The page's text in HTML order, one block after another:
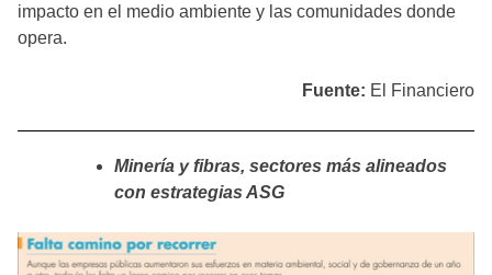
impacto en el medio ambiente y las comunidades donde
opera.
Fuente: El Financiero
Minería y fibras, sectores más alineados
con estrategias ASG